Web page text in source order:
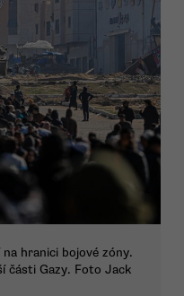
hranici bojové zóny.
části Gazy. Foto Jack